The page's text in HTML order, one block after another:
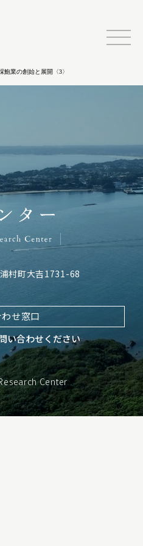
業の創始と展開〈3〉
三重大学海女研究センター
村町大吉1731-68
せ窓口
い合わせください
Center